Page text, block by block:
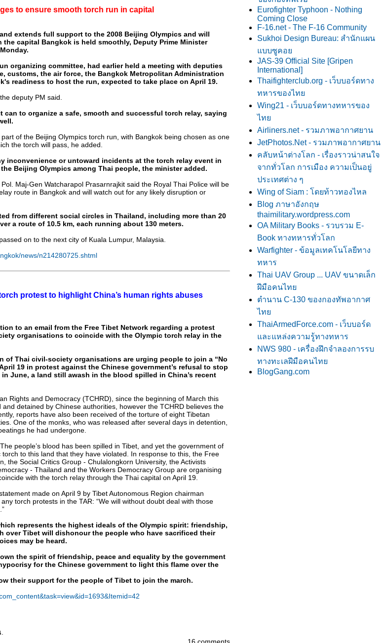
to ensure smooth torch run in capital
extends full support to the 2008 Beijing Olympics and will
capital Bangkok is held smoothly, Deputy Prime Minister
organizing committee, had earlier held a meeting with deputies
customs, the air force, the Bangkok Metropolitan Administration
readiness to host the run, expected to take place on April 19.
deputy PM said.
to organize a safe, smooth and successful torch relay, saying
of the Beijing Olympics torch run, with Bangkok being chosen as one
the torch will pass, he added.
inconvenience or untoward incidents at the torch relay event in
Beijing Olympics among Thai people, the minister added.
Maj-Gen Watcharapol Prasarnrajkit said the Royal Thai Police will be
route in Bangkok and will watch out for any likely disruption or
from different social circles in Thailand, including more than 20
a route of 10.5 km, each running about 130 meters.
on to the next city of Kuala Lumpur, Malaysia.
news/n214280725.shtml
protest to highlight China’s human rights abuses
to an email from the Free Tibet Network regarding a protest
organisations to coincide with the Olympic torch relay in the
of Thai civil-society organisations are urging people to join a “No
19 in protest against the Chinese government’s refusal to stop
June, a land still awash in the blood spilled in China’s recent
Rights and Democracy (TCHRD), since the beginning of March this
detained by Chinese authorities, however the TCHRD believes the
reports have also been received of the torture of eight Tibetan
One of the monks, who was released after several days in detention,
he had undergone.
people’s blood has been spilled in Tibet, and yet the government of
to this land that they have violated. In response to this, the Free
the Social Critics Group - Chulalongkorn University, the Activists
- Thailand and the Workers Democracy Group are organising
with the torch relay through the Thai capital on April 19.
made on April 9 by Tibet Autonomous Region chairman
torch protests in the TAR: “We will without doubt deal with those
represents the highest ideals of the Olympic spirit: friendship,
over Tibet will dishonour the people who have sacrificed their
may be heard.
the spirit of friendship, peace and equality by the government
for the Chinese government to light this flame over the
their support for the people of Tibet to join the march.
Eurofighter Typhoon - Nothing
Coming Close
F-16.net - The F-16 Community
Sukhoi Design Bureau: สำนักแผน
บบซูคอ
JAS-39 Official Site [Gripen
International]
Thaifighterclub.org - เว็บบอร์ดทาง
ทหารของไท
Wing21 - เว็บบอร์ดทางทหารของ
ไท
Airliners.net - รวมภาพอากาศยาน
JetPhotos.Net - รวมภาพอากาศยาน
คลับหน้าต่างโลก - เรื่องราวน่าสนใจ
จากทั่วโลก การเมือง ความเป็นอยู่
ประเทศต่าง ๆ
Wing of Siam : โดยท้าวทองไหล
Blog ภาษาอังกฤษ
thaimilitary.wordpress.com
OA Military Books - รวบรวม E-
Book ทางทหารทั่วโลก
Warfighter - ข้อมูลเทคโนโลยีทาง
ทหาร
Thai UAV Group ... UAV ขนาดเล็ก
ฝีมือคนไท
ตำนาน C-130 ของกองทัพอากาศ
ไท
ThaiArmedForce.com - เว็บบอร์ด
ละแหล่งความรู้ทางทหาร
NWS 980 - เครื่องฝึกจำลองการรบ
ทางทะเลฝีมือคนไท
BlogGang.com